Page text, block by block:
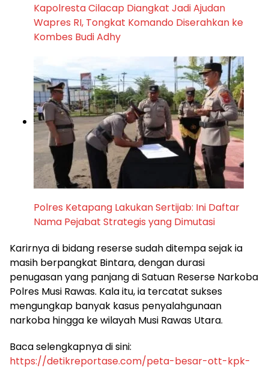
Kapolresta Cilacap Diangkat Jadi Ajudan
Wapres RI, Tongkat Komando Diserahkan ke
Kombes Budi Adhy
Polres Ketapang Lakukan Sertijab: Ini Daftar
Nama Pejabat Strategis yang Dimutasi
​Karirnya di bidang reserse sudah ditempa sejak ia
masih berpangkat Bintara, dengan durasi
penugasan yang panjang di Satuan Reserse Narkoba
Polres Musi Rawas. Kala itu, ia tercatat sukses
mengungkap banyak kasus penyalahgunaan
narkoba hingga ke wilayah Musi Rawas Utara.
​Baca selengkapnya di sini:
https://detikreportase.com/peta-besar-ott-kpk-